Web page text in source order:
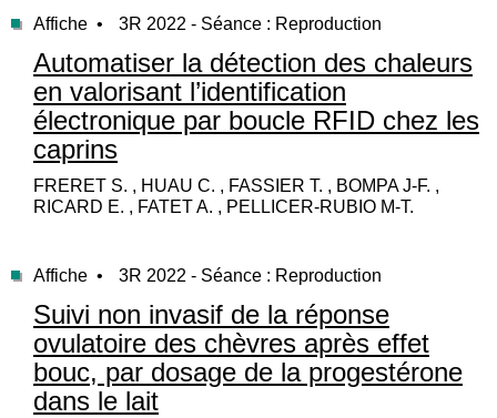
Affiche • 3R 2022 - Séance : Reproduction
Automatiser la détection des chaleurs
en valorisant l’identification
électronique par boucle RFID chez les
caprins
FRERET S. , HUAU C. , FASSIER T. , BOMPA J-F. ,
RICARD E. , FATET A. , PELLICER-RUBIO M-T.
Affiche • 3R 2022 - Séance : Reproduction
Suivi non invasif de la réponse
ovulatoire des chèvres après effet
bouc, par dosage de la progestérone
dans le lait